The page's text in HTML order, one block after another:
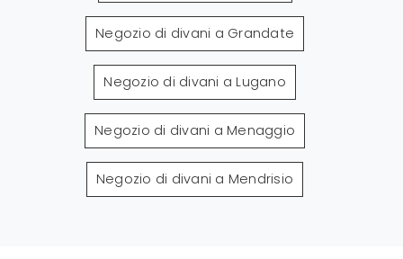
Negozio di divani a Grandate
Negozio di divani a Lugano
Negozio di divani a Menaggio
Negozio di divani a Mendrisio